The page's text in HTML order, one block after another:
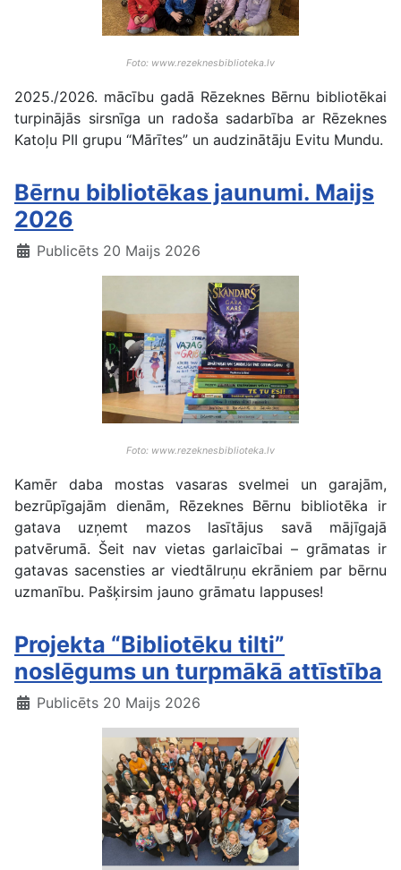
Foto: www.rezeknesbiblioteka.lv
2025./2026. mācību gadā Rēzeknes Bērnu bibliotēkai
turpinājās sirsnīga un radoša sadarbība ar Rēzeknes
Katoļu PII grupu “Mārītes” un audzinātāju Evitu Mundu.
Bērnu bibliotēkas jaunumi. Maijs
2026
Publicēts 20 Maijs 2026
Foto: www.rezeknesbiblioteka.lv
Kamēr daba mostas vasaras svelmei un garajām,
bezrūpīgajām dienām, Rēzeknes Bērnu bibliotēka ir
gatava uzņemt mazos lasītājus savā mājīgajā
patvērumā. Šeit nav vietas garlaicībai – grāmatas ir
gatavas sacensties ar viedtālruņu ekrāniem par bērnu
uzmanību. Pašķirsim jauno grāmatu lappuses!
Projekta “Bibliotēku tilti”
noslēgums un turpmākā attīstība
Publicēts 20 Maijs 2026